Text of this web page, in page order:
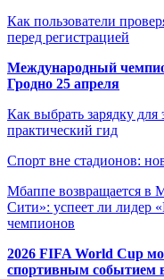
Как пользователи
перед регистрацией
Международный
Гродно 25 апреля
Как выбрать зарядку
практический гид
Спорт вне стадионов:
Мбаппе возвращается в
Сити»: успеет ли лидер
чемпионов
2026 FIFA World Cup
спортивным событием